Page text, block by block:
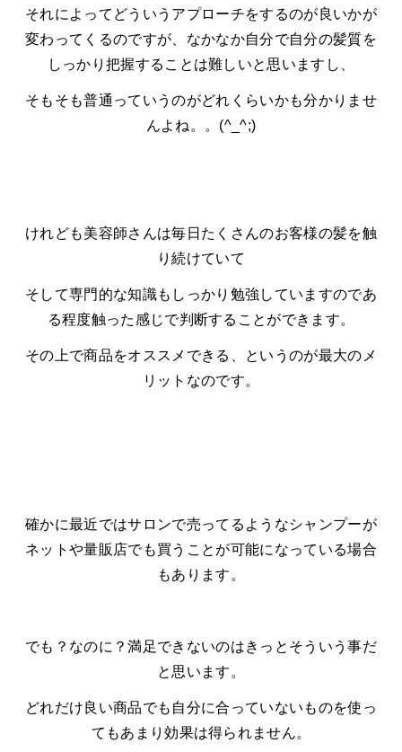
それによってどういうアプローチをするのが良いかが
変わってくるのですが、なかなか自分で自分の髪質を
しっかり把握することは難しいと思いますし、
そもそも普通っていうのがどれくらいかも分かりませ
んよね。。(^_^;)
けれども美容師さんは毎日たくさんのお客様の髪を触
り続けていて
そして専門的な知識もしっかり勉強していますのであ
る程度触った感じで判断することができます。
その上で商品をオススメできる、というのが最大のメ
リットなのです。
確かに最近ではサロンで売ってるようなシャンプーが
ネットや量販店でも買うことが可能になっている場合
もあります。
でも？なのに？満足できないのはきっとそういう事だ
と思います。
どれだけ良い商品でも自分に合っていないものを使っ
てもあまり効果は得られません。